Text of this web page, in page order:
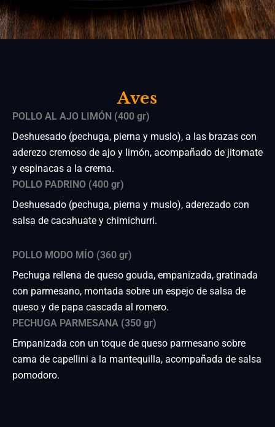
Aves
POLLO AL AJO LIMÓN (400 gr)
Deshuesado (pechuga, pierna y muslo), a las brazas con
aderezo cremoso de ajo y limón, acompañado de jitomate
y espinacas a la crema.
POLLO PADRINO (400 gr)
Deshuesado (pechuga, pierna y muslo), aderezado con
salsa de cacahuate y chimichurri.
POLLO MODO MÍO (360 gr)
Pechuga rellena de queso gouda, empanizada, gratinada
con parmesano, montada sobre un espejo de salsa de
queso y de papa cascada al romero.
PECHUGA PARMESANA (350 gr)
Empanizada con un toque de queso parmesano sobre
cama de capellini a la mantequilla, acompañada de salsa
pomodoro.